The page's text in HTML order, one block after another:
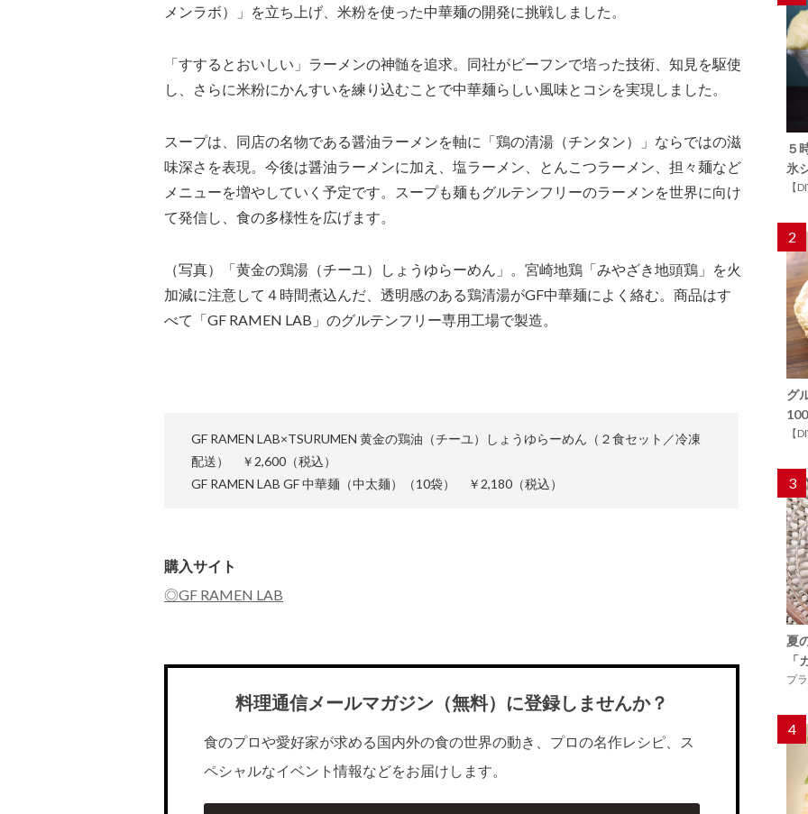
メンラボ）」を立ち上げ、米粉を使った中華麺の開発に挑戦しました。
「すするとおいしい」ラーメンの神髄を追求。同社がビーフンで培った技術、知見を駆使
し、さらに米粉にかんすいを練り込むことで中華麺らしい風味とコシを実現しました。
スープは、同店の名物である醤油ラーメンを軸に「鶏の清湯（チンタン）」ならではの滋
味深さを表現。今後は醤油ラーメンに加え、塩ラーメン、とんこつラーメン、担々麺など
メニューを増やしていく予定です。スープも麺もグルテンフリーのラーメンを世界に向け
て発信し、食の多様性を広げます。
（写真）「黄金の鶏湯（チーユ）しょうゆらーめん」。宮崎地鶏「みやざき地頭鶏」を火
加減に注意して４時間煮込んだ、透明感のある鶏清湯がGF中華麺によく絡む。商品はす
べて「GF RAMEN LAB」のグルテンフリー専用工場で製造。
GF RAMEN LAB×TSURUMEN 黄金の鶏油（チーユ）しょうゆらーめん（２食セット／冷凍
配送） ￥2,600（税込）
GF RAMEN LAB GF 中華麺（中太麺）（10袋） ￥2,180（税込）
購入サイト
◎GF RAMEN LAB
料理通信メールマガジン（無料）に登録しませんか？
食のプロや愛好家が求める国内外の食の世界の動き、プロの名作レシピ、ス
ペシャルなイベント情報などをお届けします。
５
氷
【
2
グ
【
3
夏
「
プ
4